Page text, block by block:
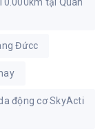
tại Quan
Đứcc
động cơ SkyActi